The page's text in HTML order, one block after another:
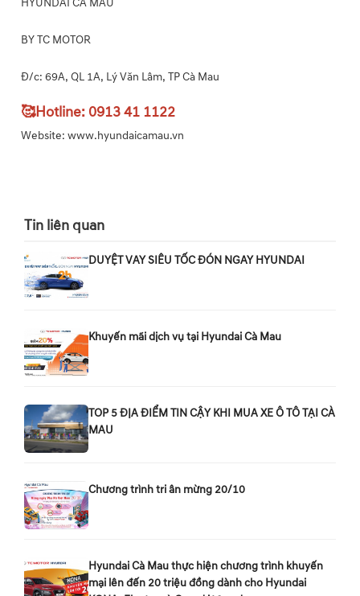
HYUNDAI CÀ MAU
BY TC MOTOR
Đ/c: 69A, QL 1A, Lý Văn Lâm, TP Cà Mau
🥰Hotline: 0913 41 1122
Website: www.hyundaicamau.vn
Tin liên quan
DUYỆT VAY SIÊU TỐC ĐÓN NGAY HYUNDAI
Khuyến mãi dịch vụ tại Hyundai Cà Mau
TOP 5 ĐỊA ĐIỂM TIN CẬY KHI MUA XE Ô TÔ TẠI CÀ
MAU
Chương trình tri ân mừng 20/10
Hyundai Cà Mau thực hiện chương trình khuyến
mại lên đến 20 triệu đồng dành cho Hyundai